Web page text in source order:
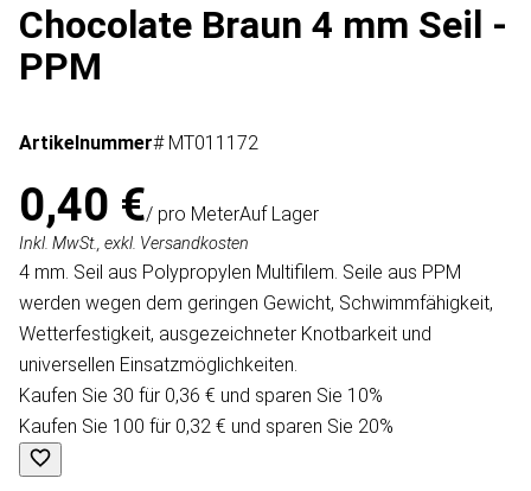
Chocolate Braun 4 mm Seil -
PPM
Artikelnummer# MT011172
0,40 €/ pro MeterAuf Lager
Inkl. MwSt., exkl. Versandkosten
4 mm. Seil aus Polypropylen Multifilem. Seile aus PPM
werden wegen dem geringen Gewicht, Schwimmfähigkeit,
Wetterfestigkeit, ausgezeichneter Knotbarkeit und
universellen Einsatzmöglichkeiten.
Kaufen Sie 30 für 0,36 € und sparen Sie 10%
Kaufen Sie 100 für 0,32 € und sparen Sie 20%